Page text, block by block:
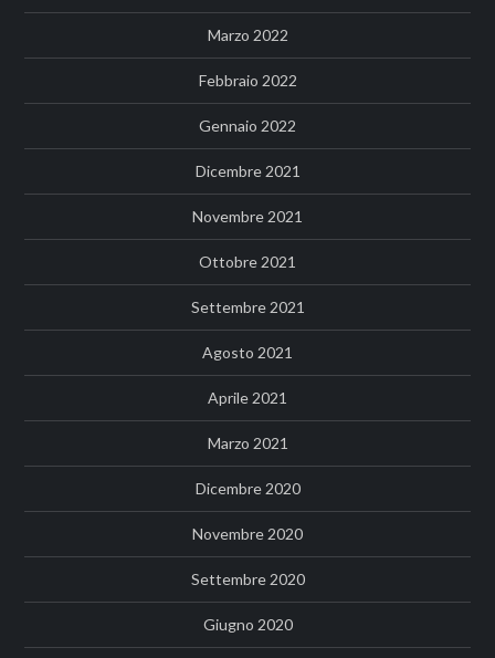
Marzo 2022
Febbraio 2022
Gennaio 2022
Dicembre 2021
Novembre 2021
Ottobre 2021
Settembre 2021
Agosto 2021
Aprile 2021
Marzo 2021
Dicembre 2020
Novembre 2020
Settembre 2020
Giugno 2020